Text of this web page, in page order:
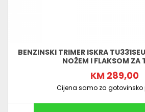
BENZINSKI TRIMER ISKRA
NOŽEM I FLAKSOM ZA
KM 289,00
Cijena samo za